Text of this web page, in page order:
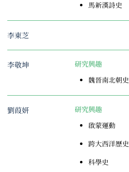
馬新漢詩史
李東芝
李敬坤 研究興趣
魏晉南北朝史
劉葭妍 研究興趣
啟蒙運動
跨大西洋歷史
科學史